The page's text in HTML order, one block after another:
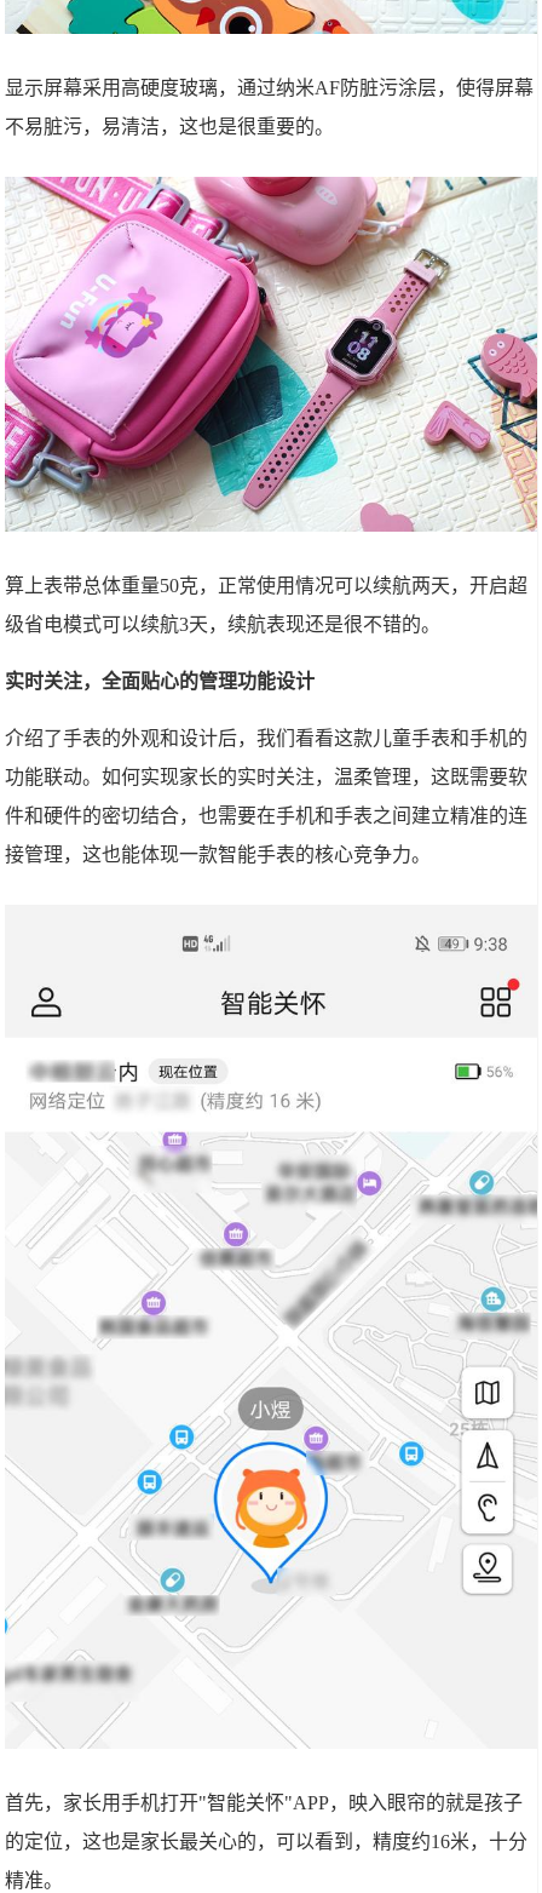
显示屏幕采用高硬度玻璃，通过纳米AF防脏污涂层，使得屏幕
不易脏污，易清洁，这也是很重要的。
算上表带总体重量50克，正常使用情况可以续航两天，开启超
级省电模式可以续航3天，续航表现还是很不错的。
实时关注，全面贴心的管理功能设计
介绍了手表的外观和设计后，我们看看这款儿童手表和手机的
功能联动。如何实现家长的实时关注，温柔管理，这既需要软
件和硬件的密切结合，也需要在手机和手表之间建立精准的连
接管理，这也能体现一款智能手表的核心竞争力。
首先，家长用手机打开"智能关怀"APP，映入眼帘的就是孩子
的定位，这也是家长最关心的，可以看到，精度约16米，十分
精准。